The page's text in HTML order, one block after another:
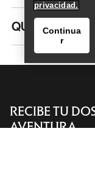
Encuentra una
QUIÉNES
RECIBE TU
AVENTURA
privacidad.
Continua
r